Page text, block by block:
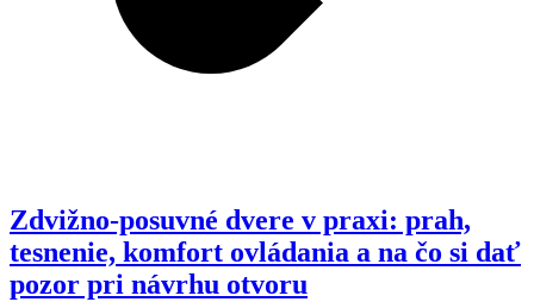
Zdvižno-posuvné dvere v praxi: prah,
tesnenie, komfort ovládania a na čo si dať
pozor pri návrhu otvoru